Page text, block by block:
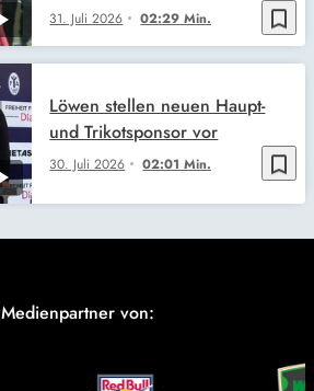
bookmark_border
31. Juli 2026 02:29 Min.
bookmark_border
30. Juli 2026 02:01 Min.
Löwen stellen neuen Haupt-
und Trikotsponsor vor
Medienpartner von: